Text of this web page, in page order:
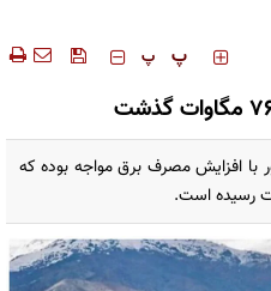
‍‍‍ پ پ
با افزایش مصرف برق مواجه بوده که